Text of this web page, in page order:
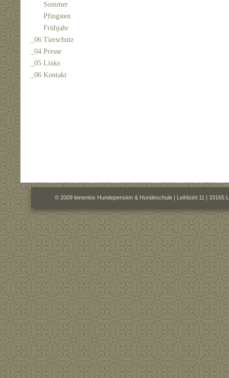
Sommer
Pfingsten
Frühjahr
_06 Tierschutz
_04 Presse
_05 Links
_06 Kontakt
© 2009 leinenlos Hundepension & Hundeschule | Leihbühl 11 | 33165